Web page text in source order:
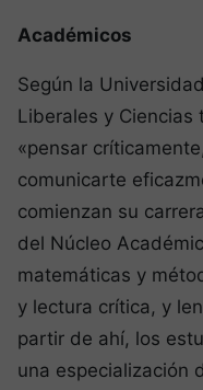
Académicos
Según la
Liberales y Ciencias
«pensar
comunicarte
comienzan su
del Núcleo
matemáticas y
y lectura crítica, y
partir de ahí, los
una especialización